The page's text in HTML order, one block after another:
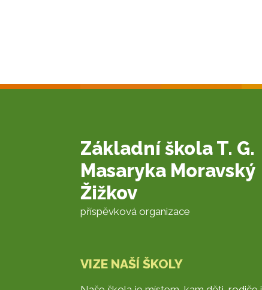
Základní škola T. G.
Masaryka Moravský
Žižkov
příspěvková organizace
VIZE NAŠÍ ŠKOLY